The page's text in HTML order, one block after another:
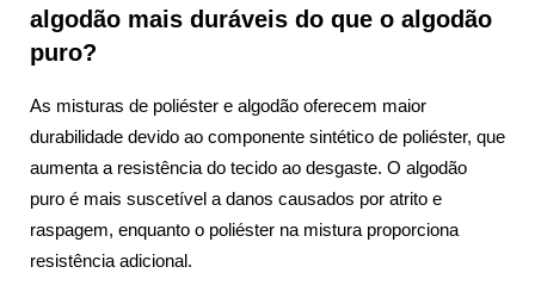
algodão mais duráveis do que o algodão
puro?
As misturas de poliéster e algodão oferecem maior
durabilidade devido ao componente sintético de poliéster, que
aumenta a resistência do tecido ao desgaste. O algodão
puro é mais suscetível a danos causados por atrito e
raspagem, enquanto o poliéster na mistura proporciona
resistência adicional.